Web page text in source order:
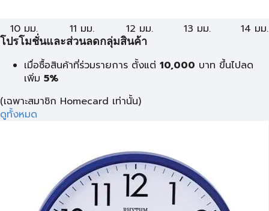
10 มม. 11 มม. 12 มม. 13 มม. 14 มม.
โปรโมชั่นและส่วนลดกลุ่มสินค้า
เมื่อซื้อสินค้าที่ร่วมรายการ ตั้งแต่ 10,000 บาท ขึ้นไปลด
เพิ่ม 5%
(เฉพาะสมาชิก Homecard เท่านั้น)
ดูทั้งหมด